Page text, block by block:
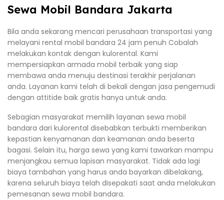
Sewa Mobil Bandara Jakarta
Bila anda sekarang mencari perusahaan transportasi yang
melayani rental mobil bandara 24 jam penuh Cobalah
melakukan kontak dengan kulorental. Kami
mempersiapkan armada mobil terbaik yang siap
membawa anda menuju destinasi terakhir perjalanan
anda. Layanan kami telah di bekali dengan jasa pengemudi
dengan attitide baik gratis hanya untuk anda.
Sebagian masyarakat memilih layanan sewa mobil
bandara dari kulorental disebabkan terbukti memberikan
kepastian kenyamanan dan keamanan anda beserta
bagasi. Selain itu, harga sewa yang kami tawarkan mampu
menjangkau semua lapisan masyarakat. Tidak ada lagi
biaya tambahan yang harus anda bayarkan dibelakang,
karena seluruh biaya telah disepakati saat anda melakukan
pemesanan sewa mobil bandara.